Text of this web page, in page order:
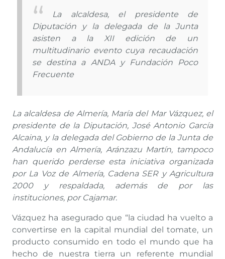
La alcaldesa, el presidente de
Diputación y la delegada de la Junta
asisten a la XII edición de un
multitudinario evento cuya recaudación
se destina a ANDA y Fundación Poco
Frecuente
La alcaldesa de Almería, María del Mar Vázquez, el
presidente de la Diputación, José Antonio García
Alcaina, y la delegada del Gobierno de la Junta de
Andalucía en Almería, Aránzazu Martín, tampoco
han querido perderse esta iniciativa organizada
por La Voz de Almería, Cadena SER y Agricultura
2000 y respaldada, además de por las
instituciones, por Cajamar.
Vázquez ha asegurado que “la ciudad ha vuelto a
convertirse en la capital mundial del tomate, un
producto consumido en todo el mundo que ha
hecho de nuestra tierra un referente mundial